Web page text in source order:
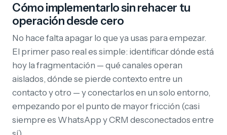
Cómo implementarlo sin rehacer tu
operación desde cero
No hace falta apagar lo que ya usas para empezar.
El primer paso real es simple: identificar dónde está
hoy la fragmentación — qué canales operan
aislados, dónde se pierde contexto entre un
contacto y otro — y conectarlos en un solo entorno,
empezando por el punto de mayor fricción (casi
siempre es WhatsApp y CRM desconectados entre